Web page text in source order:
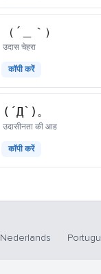
（´＿｀）
उदास चेहराकाओमोजी
कॉपी करें
(´Д`)。
उदासीनता की आहकाओमोजी
कॉपी करें
Nederlands